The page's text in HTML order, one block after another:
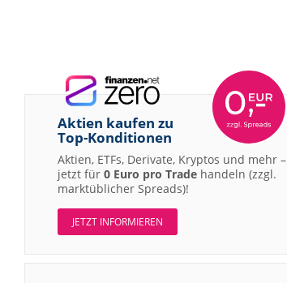
Aktien kaufen zu
Top-Konditionen
Aktien, ETFs, Derivate, Kryptos und mehr –
jetzt für 0 Euro pro Trade handeln (zzgl.
marktüblicher Spreads)!
JETZT INFORMIEREN